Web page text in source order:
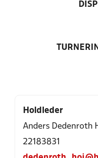
Holdleder
Anders Dedenroth
22183831